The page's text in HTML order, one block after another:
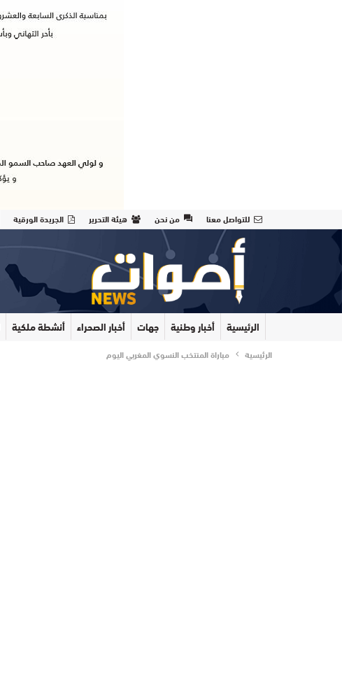
للتواصل معنا من نحن هيئة التحرير الجريدة الورقية
الرئيسية أخبار وطنية جهات أخبار الصحراء أنشطة ملكية
الرئيسية مباراة المنتخب النسوي المغربي اليوم